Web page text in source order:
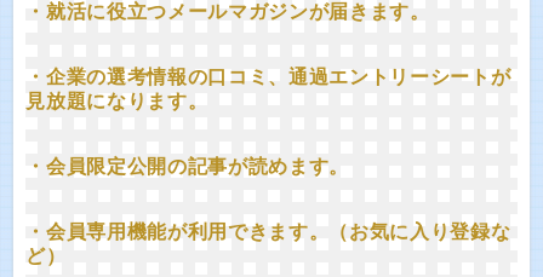
・就活に役立つメールマガジンが届きます。
・企業の選考情報の口コミ、通過エントリーシートが
見放題になります。
・会員限定公開の記事が読めます。
・会員専用機能が利用できます。（お気に入り登録な
ど）